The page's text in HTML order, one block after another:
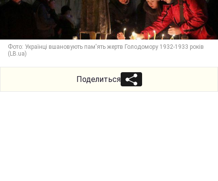
Фото: Українці вшановують пам'ять жертв Голодомору 1932-1933 років
(LB.ua)
Поделиться